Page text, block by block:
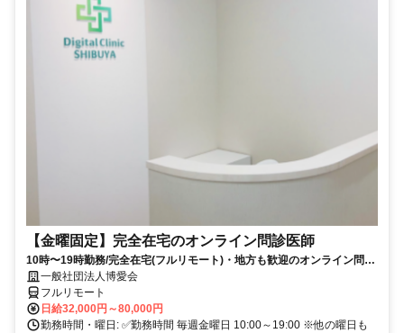
【金曜固定】完全在宅のオンライン問診医師
10時〜19時勤務/完全在宅(フルリモート)・地方も歓迎のオンライン問診
業務一般社団法人博愛会
フルリモート
日給32,000円～80,000円
勤務時間・曜日: ✅勤務時間 毎週金曜日 10:00～19:00 ※他の曜日も